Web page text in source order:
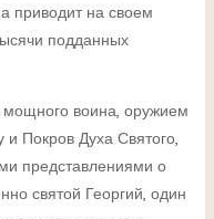
приводит на своем
подданных
воина, оружием
Покров Духа Святого,
представлениями о
святой Георгий, один